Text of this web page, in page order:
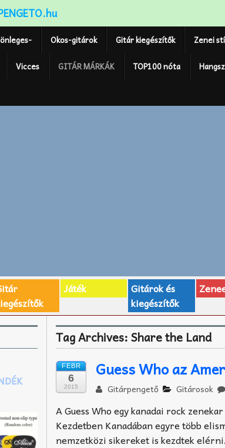
Okos-gitárok Gitár kiegészítők Zenei
Vicces GITÁR MÁRKÁK TOP100 nóta
Játék
Gitárok és
kiegészítők
Tag Archives:Share the Land
FEBR
6
2015
Guess Who az
Gitárpengető Gitárosok
A Guess Who egy kanadai rock
Kezdetben Kanadában egyre több
nemzetközi sikereket is kezdtek elérni.